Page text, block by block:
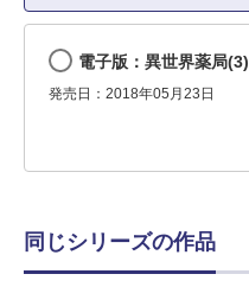
電子版：異世界薬局(3)
発売日：2018年05月23日
同じシリーズの作品